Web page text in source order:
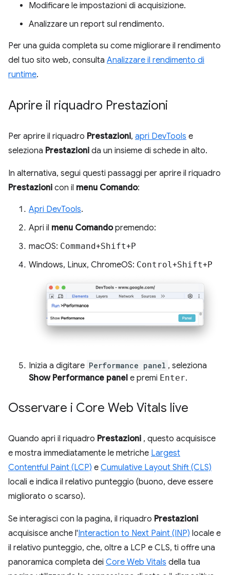
Modificare le impostazioni di acquisizione.
Analizzare un report sul rendimento.
Per una guida completa su come migliorare il rendimento
del tuo sito web, consulta Analizzare il rendimento di
runtime.
Aprire il riquadro Prestazioni
Per aprire il riquadro Prestazioni, apri DevTools e
seleziona Prestazioni da un insieme di schede in alto.
In alternativa, segui questi passaggi per aprire il riquadro
Prestazioni con il menu Comando:
Apri DevTools.
Apri il menu Comandopremendo:
macOS: Command+Shift+P
Windows, Linux, ChromeOS: Control+Shift+P
Inizia a digitare Performance panel , seleziona
Show Performance panel e premi Enter.
Osservare i Core Web Vitals live
Quando apri il riquadro Prestazioni , questo acquisisce
e mostra immediatamente le metriche Largest
Contentful Paint (LCP) e Cumulative Layout Shift (CLS)
locali e indica il relativo punteggio (buono, deve essere
migliorato o scarso).
Se interagisci con la pagina, il riquadro Prestazioni
acquisisce anche l'Interaction to Next Paint (INP) locale e
il relativo punteggio, che, oltre a LCP e CLS, ti offre una
panoramica completa dei Core Web Vitals della tua